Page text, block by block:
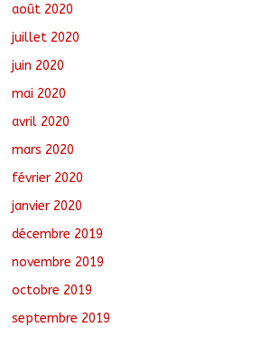
août 2020
juillet 2020
juin 2020
mai 2020
avril 2020
mars 2020
février 2020
janvier 2020
décembre 2019
novembre 2019
octobre 2019
septembre 2019